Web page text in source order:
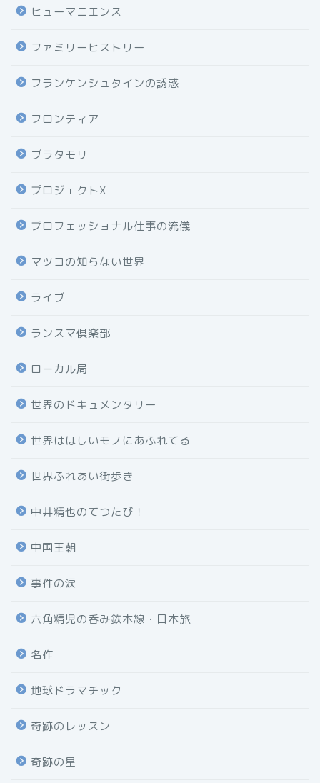
ヒューマニエンス
ファミリーヒストリー
フランケンシュタインの誘惑
フロンティア
ブラタモリ
プロジェクトX
プロフェッショナル仕事の流儀
マツコの知らない世界
ライブ
ランスマ倶楽部
ローカル局
世界のドキュメンタリー
世界はほしいモノにあふれてる
世界ふれあい街歩き
中井精也のてつたび！
中国王朝
事件の涙
六角精児の呑み鉄本線・日本旅
名作
地球ドラマチック
奇跡のレッスン
奇跡の星